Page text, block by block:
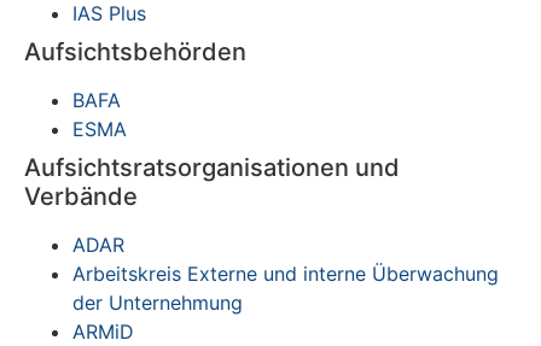
IAS Plus
Aufsichtsbehörden
BAFA
ESMA
Aufsichtsratsorganisationen und
Verbände
ADAR
Arbeitskreis Externe und interne Überwachung
der Unternehmung
ARMiD